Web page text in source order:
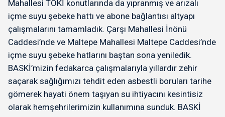
Mahallesi TOKİ konutlarında da yıpranmış ve arızalı
içme suyu şebeke hattı ve abone bağlantısı altyapı
çalışmalarını tamamladık. Çarşı Mahallesi İnönü
Caddesi’nde ve Maltepe Mahallesi Maltepe Caddesi’nde
içme suyu şebeke hatlarını baştan sona yeniledik.
BASKİ’mizin fedakarca çalışmalarıyla yıllardır zehir
saçarak sağlığımızı tehdit eden asbestli boruları tarihe
gömerek hayati önem taşıyan su ihtiyacını kesintisiz
olarak hemşehrilerimizin kullanımına sunduk. BASKİ